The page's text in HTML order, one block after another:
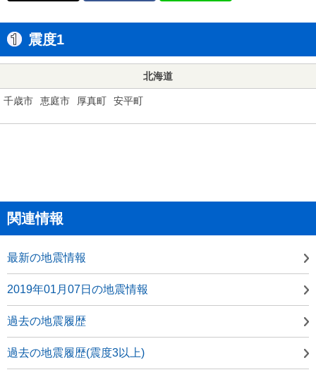
震度1
北海道
千歳市 恵庭市 厚真町 安平町
関連情報
最新の地震情報
2019年01月07日の地震情報
過去の地震履歴
過去の地震履歴(震度3以上)